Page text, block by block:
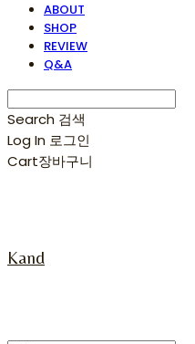
ABOUT
SHOP
REVIEW
Q&A
Search 검색
Log In 로그인
Cart장바구니
Kand